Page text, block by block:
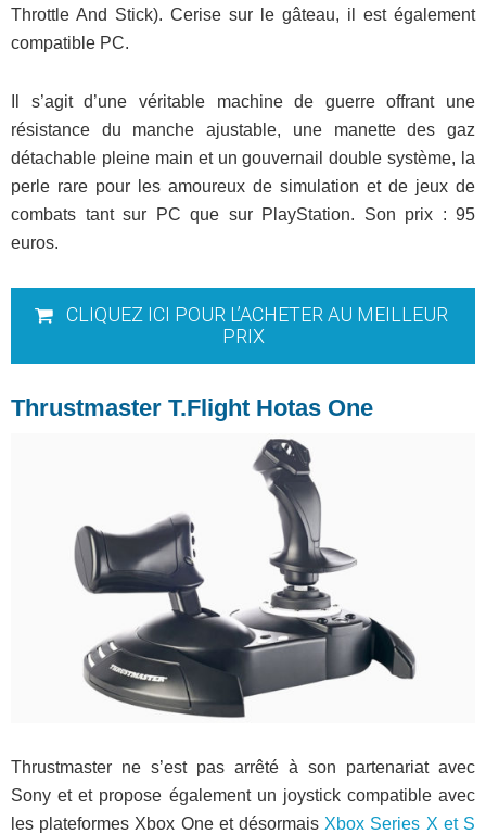
Throttle And Stick). Cerise sur le gâteau, il est également
compatible PC.
Il s’agit d’une véritable machine de guerre offrant une
résistance du manche ajustable, une manette des gaz
détachable pleine main et un gouvernail double système, la
perle rare pour les amoureux de simulation et de jeux de
combats tant sur PC que sur PlayStation. Son prix : 95
euros.
CLIQUEZ ICI POUR L’ACHETER AU MEILLEUR
PRIX
Thrustmaster T.Flight Hotas One
Thrustmaster ne s’est pas arrêté à son partenariat avec
Sony et et propose également un joystick compatible avec
les plateformes Xbox One et désormais Xbox Series X et S